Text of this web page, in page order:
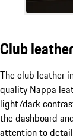
Club
The club leather
quality Nappa
light/dark
the dashboard
attention to